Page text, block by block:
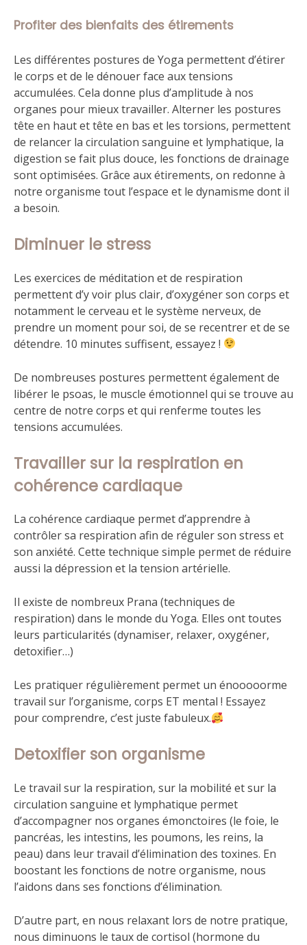
Profiter des bienfaits des étirements
Les différentes postures de Yoga permettent d’étirer
le corps et de le dénouer face aux tensions
accumulées. Cela donne plus d’amplitude à nos
organes pour mieux travailler. Alterner les postures
tête en haut et tête en bas et les torsions, permettent
de relancer la circulation sanguine et lymphatique, la
digestion se fait plus douce, les fonctions de drainage
sont optimisées. Grâce aux étirements, on redonne à
notre organisme tout l’espace et le dynamisme dont il
a besoin.
Diminuer le stress
Les exercices de méditation et de respiration
permettent d’y voir plus clair, d’oxygéner son corps et
notamment le cerveau et le système nerveux, de
prendre un moment pour soi, de se recentrer et de se
détendre. 10 minutes suffisent, essayez !
De nombreuses postures permettent également de
libérer le psoas, le muscle émotionnel qui se trouve au
centre de notre corps et qui renferme toutes les
tensions accumulées.
Travailler sur la respiration en
cohérence cardiaque
La cohérence cardiaque permet d’apprendre à
contrôler sa respiration afin de réguler son stress et
son anxiété. Cette technique simple permet de réduire
aussi la dépression et la tension artérielle.
Il existe de nombreux Prana (techniques de
respiration) dans le monde du Yoga. Elles ont toutes
leurs particularités (dynamiser, relaxer, oxygéner,
detoxifier…)
Les pratiquer régulièrement permet un énooooorme
travail sur l’organisme, corps ET mental ! Essayez
pour comprendre, c’est juste fabuleux.
Detoxifier son organisme
Le travail sur la respiration, sur la mobilité et sur la
circulation sanguine et lymphatique permet
d’accompagner nos organes émonctoires (le foie, le
pancréas, les intestins, les poumons, les reins, la
peau) dans leur travail d’élimination des toxines. En
boostant les fonctions de notre organisme, nous
l’aidons dans ses fonctions d’élimination.
D’autre part, en nous relaxant lors de notre pratique,
nous diminuons le taux de cortisol (hormone du